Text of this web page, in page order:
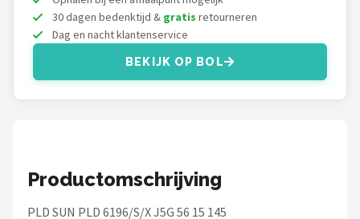
Montuurtjevoorjou
Fako Fashion®
30 dagen bedenktijd & gratis retourneren
Dag en nacht klantenservice
BEKIJK OP BOL
Productomschrijving
PLD SUN PLD 6196/S/X J5G 56 15 145